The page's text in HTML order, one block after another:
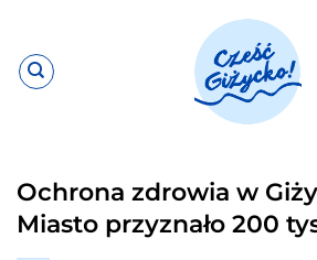
zawartości
Ochrona zdrowia w
Miasto przyznało 200